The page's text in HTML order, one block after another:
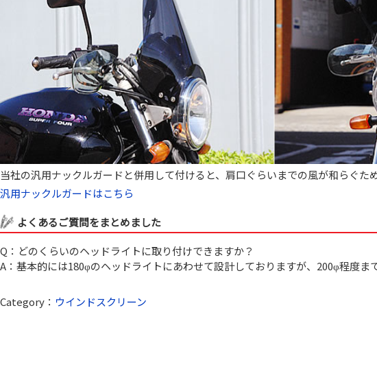
当社の汎用ナックルガードと併用して付けると、肩口ぐらいまでの風が和らぐた
汎用ナックルガードはこちら
よくあるご質問をまとめました
Q：どのくらいのヘッドライトに取り付けできますか？
A：基本的には180φのヘッドライトにあわせて設計しておりますが、200φ程度ま
Category： ウインドスクリーン